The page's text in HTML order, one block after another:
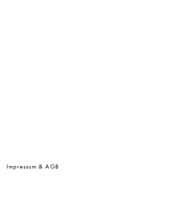
Impressum & AGB